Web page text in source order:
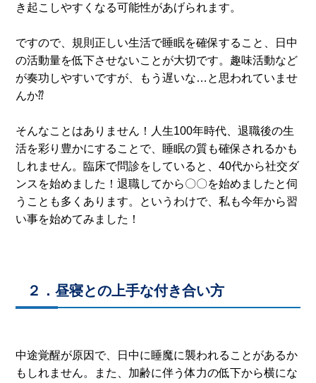
き起こしやすくなる可能性があげられます。
ですので、規則正しい生活で睡眠を確保すること、日中
の活動量を低下させないことが大切です。趣味活動など
が奏功しやすいですが、もう遅いな…と思われていませ
んか⁇
そんなことはありません！人生100年時代、退職後の生
活を彩り豊かにすることで、睡眠の質も確保されるかも
しれません。臨床で問診をしていると、40代から社交ダ
ンスを始めました！退職してから〇〇を始めましたと伺
うことも多くあります。というわけで、私も今年から習
い事を始めてみました！
２．昼寝との上手な付き合い方
中途覚醒が原因で、日中に睡魔に襲われることがあるか
もしれません。また、加齢に伴う体力の低下から横にな